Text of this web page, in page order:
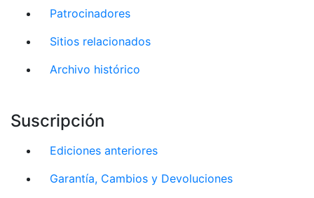
Patrocinadores
Sitios relacionados
Archivo histórico
Suscripción
Ediciones anteriores
Garantía, Cambios y Devoluciones